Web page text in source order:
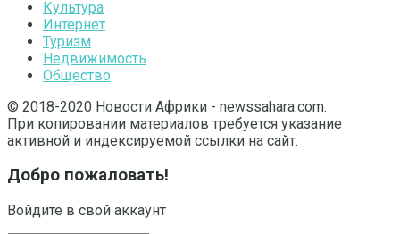
Культура
Интернет
Туризм
Недвижимость
Общество
© 2018-2020 Новости Африки - newssahara.com.
При копировании материалов требуется указание
активной и индексируемой ссылки на сайт.
Добро пожаловать!
Войдите в свой аккаунт